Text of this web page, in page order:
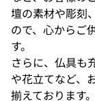
壇の素材や彫刻
ので、心からご
す。
さらに、仏具も
や花立てなど、
揃えております